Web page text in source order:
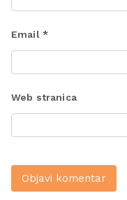
Email *
Web stranica